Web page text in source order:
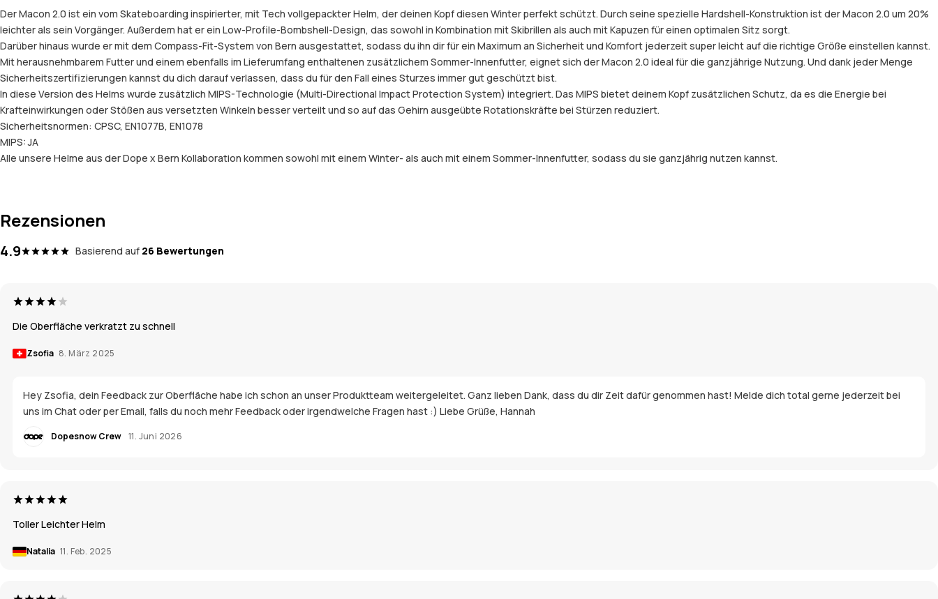
Der Macon 2.0 ist ein vom Skateboarding inspirierter, mit Tech vollgepackter Helm, der deinen Kopf diesen Winter perfekt schützt. Durch seine spezielle Hardshell-Konstruktion ist der Macon 2.0 um 20%
leichter als sein Vorgänger. Außerdem hat er ein Low-Profile-Bombshell-Design, das sowohl in Kombination mit Skibrillen als auch mit Kapuzen für einen optimalen Sitz sorgt.
Darüber hinaus wurde er mit dem Compass-Fit-System von Bern ausgestattet, sodass du ihn dir für ein Maximum an Sicherheit und Komfort jederzeit super leicht auf die richtige Größe einstellen kannst.
Mit herausnehmbarem Futter und einem ebenfalls im Lieferumfang enthaltenen zusätzlichem Sommer-Innenfutter, eignet sich der Macon 2.0 ideal für die ganzjährige Nutzung. Und dank jeder Menge
Sicherheitszertifizierungen kannst du dich darauf verlassen, dass du für den Fall eines Sturzes immer gut geschützt bist.
In diese Version des Helms wurde zusätzlich MIPS-Technologie (Multi-Directional Impact Protection System) integriert. Das MIPS bietet deinem Kopf zusätzlichen Schutz, da es die Energie bei
Krafteinwirkungen oder Stößen aus versetzten Winkeln besser verteilt und so auf das Gehirn ausgeübte Rotationskräfte bei Stürzen reduziert.
Sicherheitsnormen: CPSC, EN1077B, EN1078
MIPS: JA
Alle unsere Helme aus der Dope x Bern Kollaboration kommen sowohl mit einem Winter- als auch mit einem Sommer-Innenfutter, sodass du sie ganzjährig nutzen kannst.
Rezensionen
4.9 Basierend auf 26 Bewertungen
Die Oberfläche verkratzt zu schnell
Zsofia 8. März 2025
Hey Zsofia, dein Feedback zur Oberfläche habe ich schon an unser Produktteam weitergeleitet. Ganz lieben Dank, dass du dir Zeit dafür genommen hast! Melde dich total gerne jederzeit bei
uns im Chat oder per Email, falls du noch mehr Feedback oder irgendwelche Fragen hast :) Liebe Grüße, Hannah
Dopesnow Crew 11. Juni 2026
Toller Leichter Helm
Natalia 11. Feb. 2025